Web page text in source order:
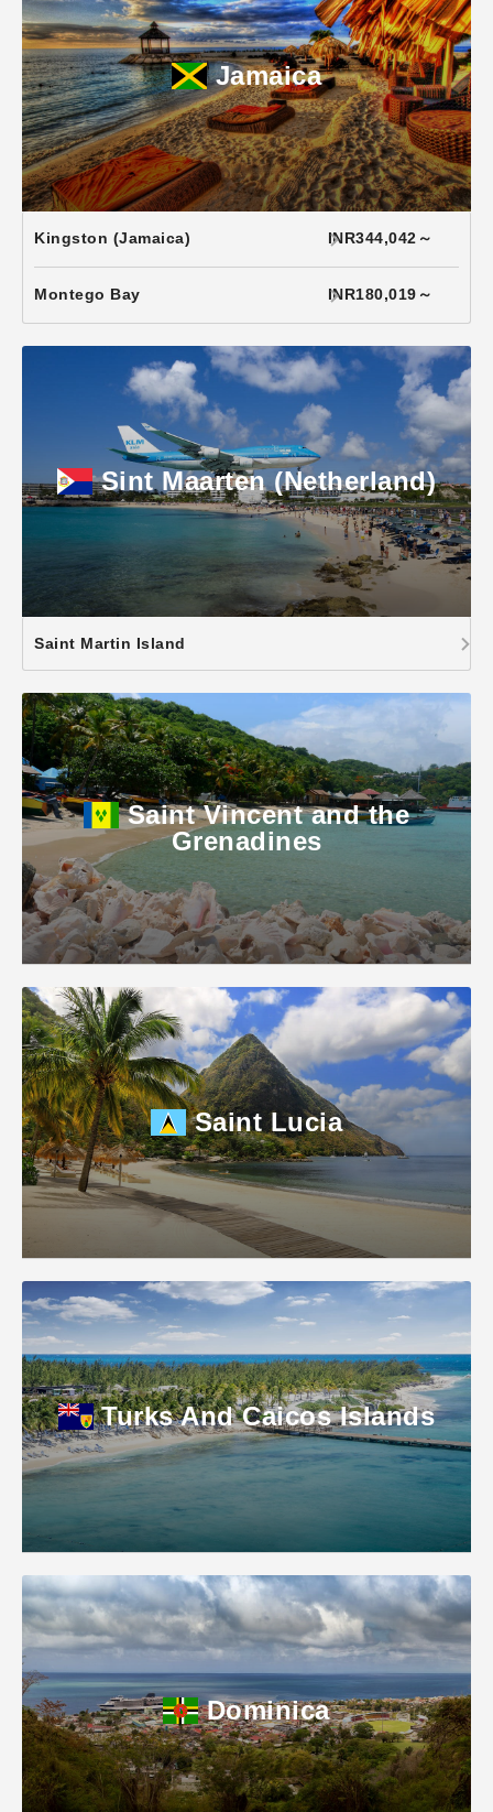
Jamaica
Kingston (Jamaica) INR344,042～
Montego Bay INR180,019～
Sint Maarten (Netherland)
Saint Martin Island
Saint Vincent and the
Grenadines
Saint Lucia
Turks And Caicos Islands
Dominica